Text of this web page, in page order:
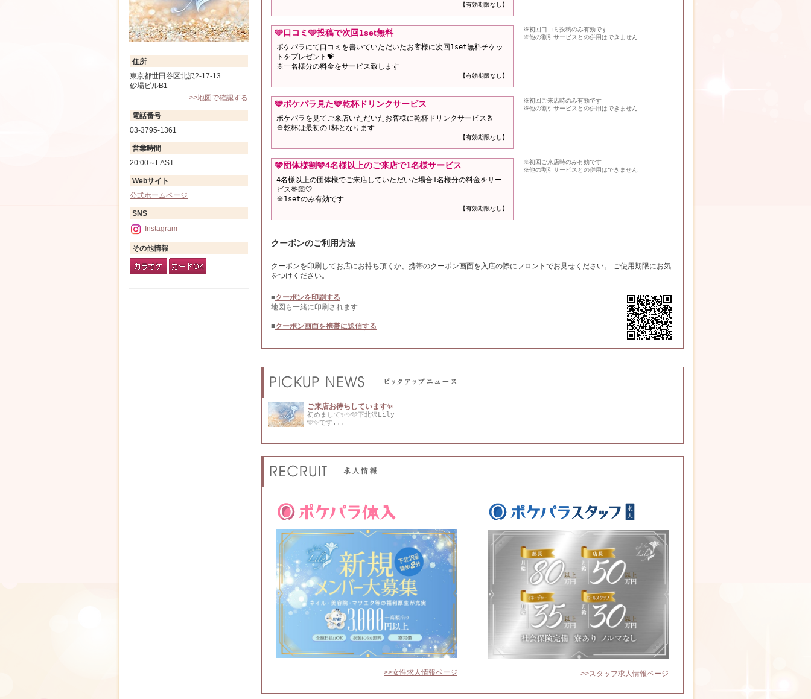
【有効期限なし】
🩵口コミ🩵投稿で次回1set無料
ポケパラにて口コミを書いていただいたお客様に次回1set無料チケッ
トをプレゼント💝
※一名様分の料金をサービス致します
【有効期限なし】
※初回口コミ投稿のみ有効です
※他の割引サービスとの併用はできません
🩵ポケパラ見た🩵乾杯ドリンクサービス
ポケパラを見てご来店いただいたお客様に乾杯ドリンクサービス🥂
※乾杯は最初の1杯となります
【有効期限なし】
※初回ご来店時のみ有効です
※他の割引サービスとの併用はできません
🩵団体様割🩵4名様以上のご来店で1名様サービス
4名様以上の団体様でご来店していただいた場合1名様分の料金をサー
ビス🫶🏻🤍
※1setのみ有効です
【有効期限なし】
※初回ご来店時のみ有効です
※他の割引サービスとの併用はできません
クーポンのご利用方法
クーポンを印刷してお店にお持ち頂くか、携帯のクーポン画面を入店の際にフロントでお見せください。 ご使用期限にお気
をつけください。
■クーポンを印刷する
地図も一緒に印刷されます
■クーポン画面を携帯に送信する
ご来店お待ちしています✨
初めまして✨✨🩵下北沢Lily
🩵✨です...
>>女性求人情報ページ >>スタッフ求人情報ページ
住所
東京都世田谷区北沢2-17-13
砂場ビルB1
>>地図で確認する
電話番号
03-3795-1361
営業時間
20:00～LAST
Webサイト
公式ホームページ
SNS
Instagram
その他情報